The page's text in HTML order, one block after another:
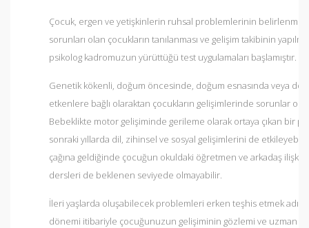
Çocuk, ergen ve yetişkinlerin ruhsal problemlerinin
sorunları olan çocukların tanılanması ve gelişim takibinin
psikolog kadromuzun yürüttüğü test uygulamaları başlamıştır.
Genetik kökenli, doğum öncesinde, doğum esnasında veya
etkenlere bağlı olaraktan çocukların gelişimlerinde sorunlar
Bebeklikte motor gelişiminde gerileme olarak ortaya çıkan bir
sonraki yıllarda dil, zihinsel ve sosyal gelişimlerini de
çağına geldiğinde çocuğun okuldaki öğretmen ve arkadaş
dersleri de beklenen seviyede olmayabilir.
İleri yaşlarda oluşabilecek problemleri erken teşhis etmek
dönemi itibariyle çocuğunuzun gelişiminin gözlemi ve uzman